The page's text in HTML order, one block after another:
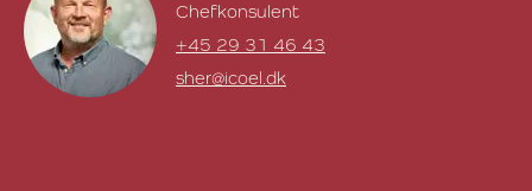
Chefkonsulent
+45 29 31 46 43
sher@icoel.dk